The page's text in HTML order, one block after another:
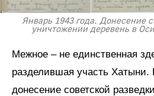
Январь 1943 года. Донесение
уничтожении деревень в
Межное – не единственная
разделившая участь Хатыни.
донесение советской